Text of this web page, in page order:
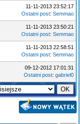
11-11-2013 23:52:17
Ostatni post:Semmao
11-11-2013 23:50:21
Ostatni post:Semmao
11-11-2013 22:58:51
Ostatni post:Semmao
09-12-2012 17:01:31
Ostatni post:gabriel0